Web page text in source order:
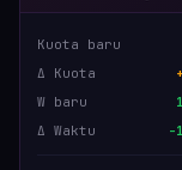
Kuota baru
Δ Kuota
W baru
Δ Waktu
-